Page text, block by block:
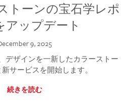
トーンの宝石学レポ
アップデート
9, 2025
デザインを一新したカラーストー
サービスを開始します。
続きを読む